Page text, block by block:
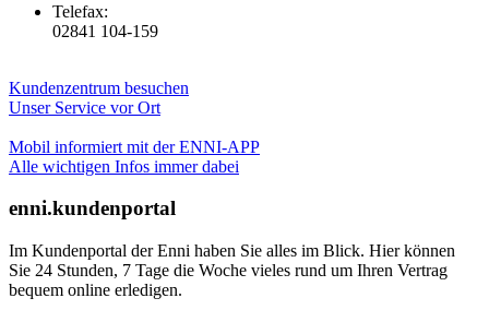
Telefax:
02841 104-159
Kundenzentrum besuchen
Unser Service vor Ort
Mobil informiert mit der ENNI-APP
Alle wichtigen Infos immer dabei
enni.kundenportal
Im Kundenportal der Enni haben Sie alles im Blick. Hier können
Sie 24 Stunden, 7 Tage die Woche vieles rund um Ihren Vertrag
bequem online erledigen.